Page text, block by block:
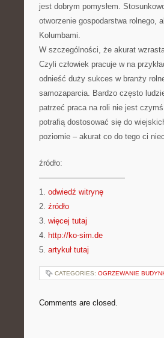
jest dobrym pomysłem.
otworzenie gospodarstwa rolnego,
Kolumbami.
W szczególności, że akurat
Czyli człowiek pracuje w na
odnieść duży sukces w branży
samozaparcia. Bardzo często
patrzeć praca na roli nie jest
potrafią dostosować się do
poziomie – akurat co do tego ci
źródło:
———————————
1. odwiedź witrynę
2. źródło
3. więcej tutaj
4. http://ko-sim.de
5. artykuł tutaj
CATEGORIES: OGRZEWANIE
Comments are closed.